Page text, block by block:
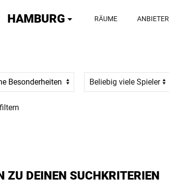
HAMBURG RÄUME ANBIETER
Besonderheiten
ZU DEINEN SUCHKRITERIEN